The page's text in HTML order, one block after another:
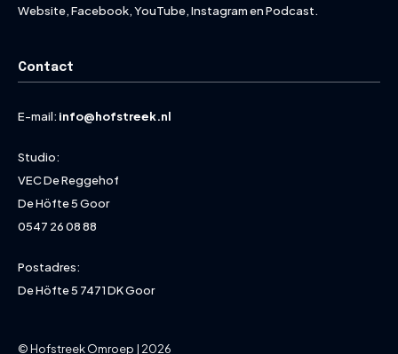
Website, Facebook, YouTube, Instagram en Podcast.
Contact
E-mail: info@hofstreek.nl
Studio:
VEC De Reggehof
De Höfte 5 Goor
0547 26 08 88
Postadres:
De Höfte 5 7471 DK Goor
© Hofstreek Omroep | 2026